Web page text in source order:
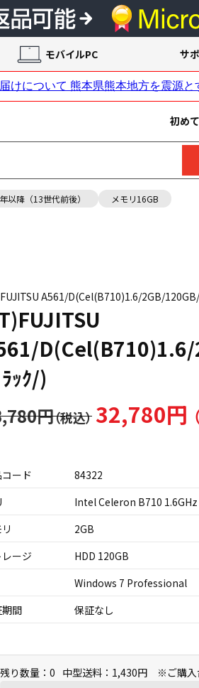
初め
以降（13世代前後） メモリ16GB
モバイルPC サ
A561/D(Cel(B710)1.6/2GB/
ｯｸ/)
32,780円
円
ード
84322
Intel Celeron B710 1.6GHz
2GB
ージ
HDD 120GB
Windows 7 Professional
間
保証なし
残り数量：0 中型送料：1,430円 ※ご購入